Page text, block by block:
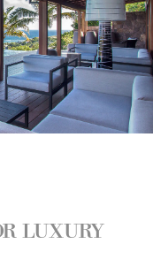
LUXURY